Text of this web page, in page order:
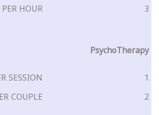
3
PER HOUR
PsychoTherapy
1
SESSION
2
COUPLE